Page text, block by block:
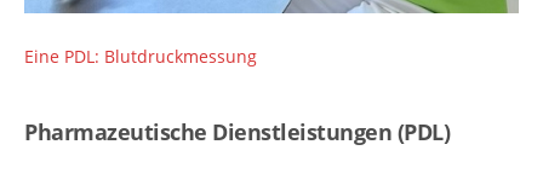
Eine PDL: Blutdruckmessung
Pharmazeutische Dienstleistungen (PDL)